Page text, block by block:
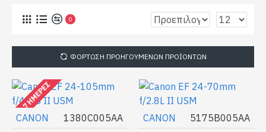
0
ΦΌΡΤΩΣΗ ΠΡΟΗΓΟΎΜΕΝΩΝ ΠΡΟΪΌΝΤΩΝ
4 - 7 ΗΜΈΡΕΣ
CANON 1380C005AA CANON 5175B005AA